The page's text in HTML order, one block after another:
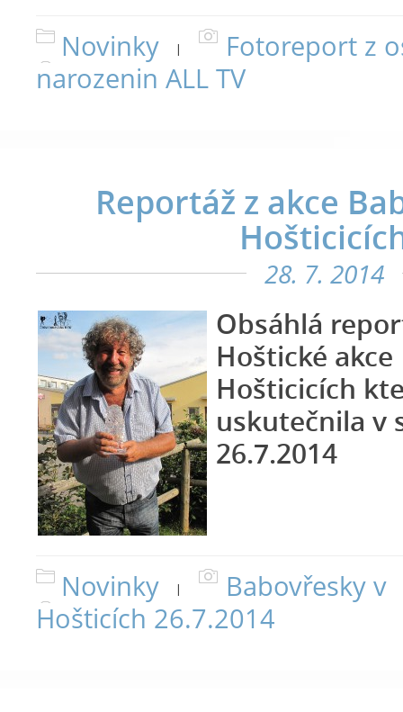
Novinky |
Fotoreport z
narozenin ALL TV
Reportáž z akce
28. 7. 2014
Obsáhlá
Hoštické
Hošticicích
uskutečnila v
26.7.2014
Novinky |
Babovřesky v
Hošticích 26.7.2014